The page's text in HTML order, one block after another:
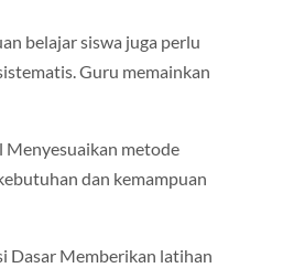
belajar siswa juga perlu
Guru memainkan
Menyesuaikan metode
dan kemampuan
Dasar Memberikan latihan